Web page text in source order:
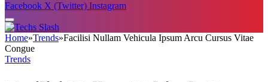
Facebook X (Twitter) Instagram
Home»Trends»Facilisi Nullam Vehicula Ipsum Arcu Cursus Vitae
Congue
Trends